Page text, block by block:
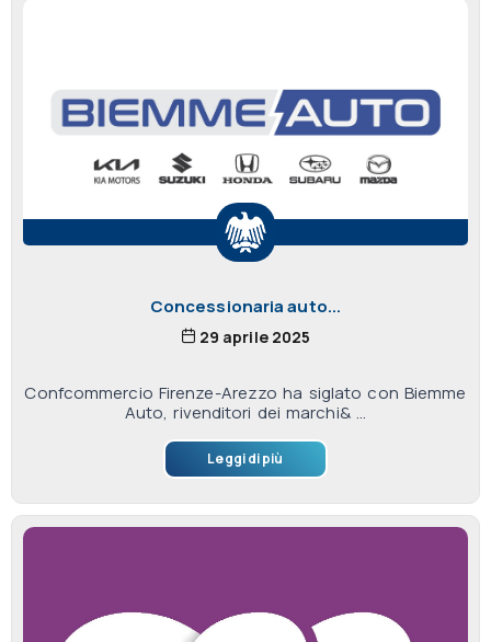
Concessionaria auto...
29 aprile 2025
Confcommercio Firenze-Arezzo ha siglato con Biemme
Auto, rivenditori dei marchi& ...
Leggi di più